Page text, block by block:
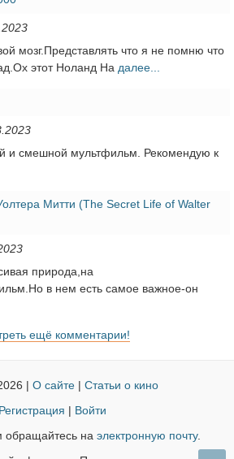
мозг.Представлять что я не помню что
этот Ноланд На далее...
и смешной мультфильм. Рекомендую к
Митти (The Secret Life of Walter
природа,на
в нем есть самое важное-он
ещё комментарии!
| О сайте| Статьи о кино
Регистрация Войти
обращайтесь на электронную почту.